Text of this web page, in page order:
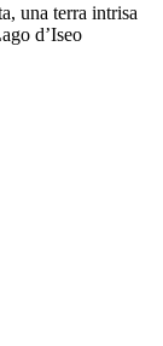
una terra intrisa
d’Iseo